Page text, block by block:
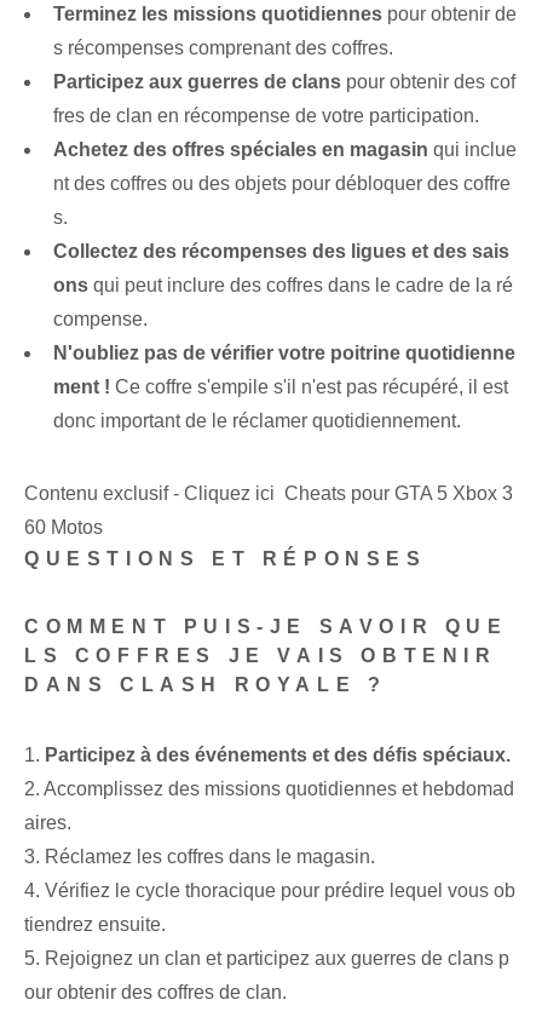
Terminez les missions quotidiennes pour obtenir de
s récompenses comprenant des coffres.
Participez aux guerres de clans pour obtenir des cof
fres de clan en récompense de votre participation.
Achetez des offres spéciales en magasin qui inclue
nt des coffres ou des objets pour débloquer des coffre
s.
Collectez des récompenses des ligues et des sais
ons qui peut inclure des coffres dans le cadre de la ré
compense.
N'oubliez pas de vérifier votre poitrine quotidienne
ment ! Ce coffre s'empile s'il n'est pas récupéré, il est
donc important de le réclamer quotidiennement.
Contenu exclusif - Cliquez ici Cheats pour GTA 5 Xbox 3
60 Motos
QUESTIONS ET RÉPONSES
COMMENT PUIS-JE SAVOIR QUE
LS COFFRES JE VAIS OBTENIR
DANS CLASH ROYALE ?
1. Participez à des événements et des défis spéciaux.
2. Accomplissez des missions quotidiennes et hebdomad
aires.
3. Réclamez les coffres dans le magasin.
4. Vérifiez le cycle thoracique pour prédire lequel vous ob
tiendrez ensuite.
5. Rejoignez un clan et participez aux guerres de clans p
our obtenir des coffres de clan.